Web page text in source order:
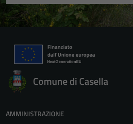
Comune di Casella
AMMINISTRAZIONE